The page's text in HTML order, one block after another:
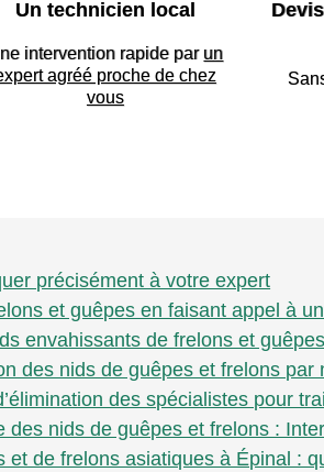
Un technicien local
intervention rapide par un
agréé proche de chez
vous
précisément à votre expert
et guêpes en faisant appel à
envahissants de frelons et
des nids de guêpes et frelons par
des spécialistes pour
des nids de guêpes et frelons :
et de frelons asiatiques à Épinal :